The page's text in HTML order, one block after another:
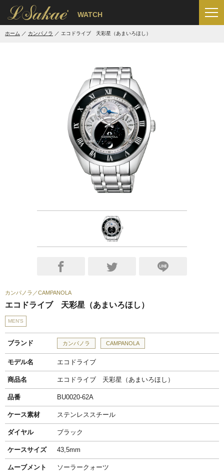
' WATCH
ホーム カンパノラ エコドライブ 天彩星（あまいろほし）
カンパノラ CAMPANOLA
エコドライブ 天彩星（あまいろほし）
MEN'S
ブランド カンパノラ CAMPANOLA
モデル名 エコドライブ
商品名 エコドライブ 天彩星（あまいろほし）
品番 BU0020-62A
ケース素材 ステンレススチール
ダイヤル ブラック
ケースサイズ 43,5mm
ムーブメント ソーラークォーツ